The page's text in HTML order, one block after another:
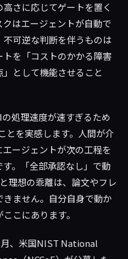
さに応じてゲートを置く
はエージェントが自動で
可逆な判断を伴うものは
を「コストのかかる障害
として機能させること
処理速度が速すぎるため
とを実感します。人間が介
ージェントが次の工程を
。「全部承認なし」で動
理想の乖離は、論文やフレ
ません。自分自身で動か
こにあります。
、米国NIST National